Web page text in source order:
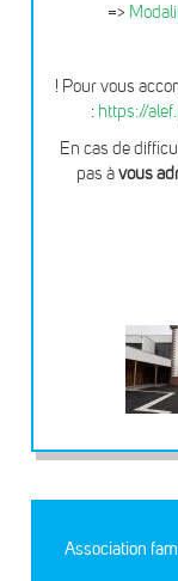
=>
! Pour vous
: https://
En cas de
pas àvous
Association